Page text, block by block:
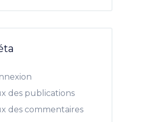
des publications
des commentaires